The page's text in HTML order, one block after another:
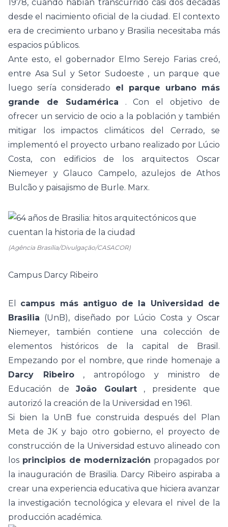
1978, cuando habían transcurrido casi dos décadas
desde el nacimiento oficial de la ciudad. El contexto
era de crecimiento urbano y Brasilia necesitaba más
espacios públicos.
Ante esto, el gobernador Elmo Serejo Farias creó,
entre Asa Sul y Setor Sudoeste , un parque que
luego sería considerado el parque urbano más
grande de Sudamérica
.
Con el objetivo de
ofrecer un servicio de ocio a la población y también
mitigar los impactos climáticos del Cerrado, se
implementó el proyecto urbano realizado por Lúcio
Costa, con edificios de los arquitectos Oscar
Niemeyer y Glauco Campelo, azulejos de Athos
Bulcão y paisajismo de Burle. Marx.
(Agência Brasília/Divulgação/CASACOR)
Campus Darcy Ribeiro
El campus más antiguo de la Universidad de
Brasilia (UnB), diseñado por Lúcio Costa y Oscar
Niemeyer, también contiene una colección de
elementos históricos de la capital de Brasil.
Empezando por el nombre, que rinde homenaje a
Darcy Ribeiro
, antropólogo y ministro de
Educación de
João Goulart
, presidente que
autorizó la creación de la Universidad en 1961.
Si bien la UnB fue construida después del Plan
Meta de JK y bajo otro gobierno, el proyecto de
construcción de la Universidad estuvo alineado con
los principios de modernización propagados por
la inauguración de Brasilia. Darcy Ribeiro aspiraba a
crear una experiencia educativa que hiciera avanzar
la investigación tecnológica y elevara el nivel de la
producción académica.